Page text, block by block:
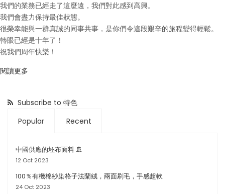
我們的業務已經走了這麼遠，我們對此感到高興。
我們會盡力保持最佳狀態。
很榮幸能與一群真誠的同事共事，是你們令這段艱辛的旅程變得輕鬆。
轉眼已經是十年了！
祝我們周年快樂！
閱讀更多
Subscribe to 特色
Popular
Recent
中國供應的坯布面料 🚢
12 Oct 2023
100％有機棉紗染格子法蘭絨，兩面刷毛，手感超軟
24 Oct 2023